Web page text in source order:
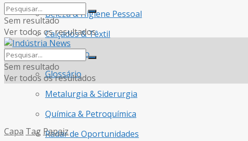
Beleza & Higiene Pessoal
Calçados & Têxtil
Construção
Glossário
Metalurgia & Siderurgia
Química & Petroquímica
Radar de Oportunidades
Sem resultado
Ver todos os resultados
Sem resultado
Ver todos os resultados
Capa Tag Papaiz